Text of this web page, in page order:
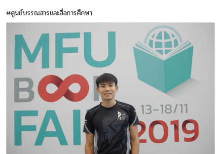
#ศูนย์บรรณสารและสื่อการศึกษา